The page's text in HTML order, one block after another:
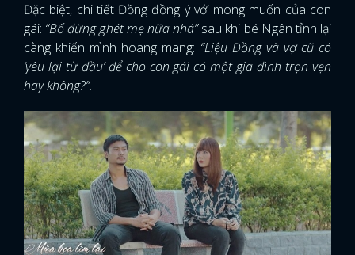
Đặc biệt, chi tiết Đồng đồng ý với mong muốn của con
gái: “Bố đừng ghét mẹ nữa nhá”sau khi bé Ngân tỉnh lại
càng khiến mình hoang mang: “Liệu Đồng và vợ cũ có
‘yêu lại từ đầu’ để cho con gái có một gia đình trọn vẹn
hay không?”.